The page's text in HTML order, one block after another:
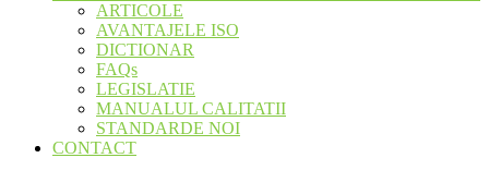
ARTICOLE
AVANTAJELE ISO
DICTIONAR
FAQs
LEGISLATIE
MANUALUL CALITATII
STANDARDE NOI
CONTACT